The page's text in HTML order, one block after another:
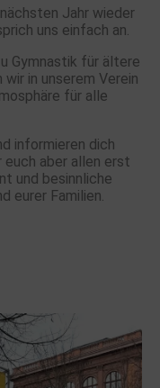
Jahr wieder
uns einfach an.
Gymnastik für ältere
in unserem Verein
für alle
informieren dich
euch aber allen erst
und besinnliche
eurer Familien.